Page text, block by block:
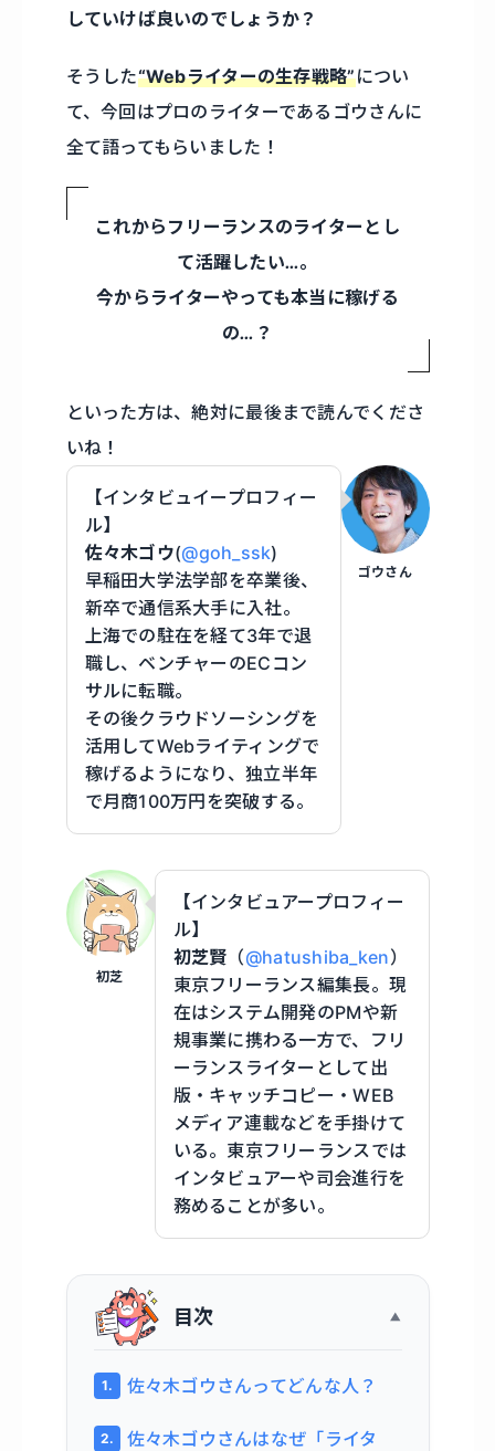
していけば良いのでしょうか？
そうした“Webライターの生存戦略”につい
て、今回はプロのライターであるゴウさんに
全て語ってもらいました！
これからフリーランスのライターとし
て活躍したい…。
今からライターやっても本当に稼げる
の…？
といった方は、絶対に最後まで読んでくださ
いね！
ゴウさん
【インタビュイープロフィー
ル】
佐々木ゴウ(@goh_ssk)
早稲田大学法学部を卒業後、
新卒で通信系大手に入社。
上海での駐在を経て3年で退
職し、ベンチャーのECコン
サルに転職。
その後クラウドソーシングを
活用してWebライティングで
稼げるようになり、独立半年
で月商100万円を突破する。
初芝
【インタビュアープロフィー
ル】
初芝賢 （@hatushiba_ken）
東京フリーランス編集長。現
在はシステム開発のPMや新
規事業に携わる一方で、フリ
ーランスライターとして出
版・キャッチコピー・WEB
メディア連載などを手掛けて
いる。東京フリーランスでは
インタビュアーや司会進行を
務めることが多い。
目次
佐々木ゴウさんってどんな人？
佐々木ゴウさんはなぜ「ライタ